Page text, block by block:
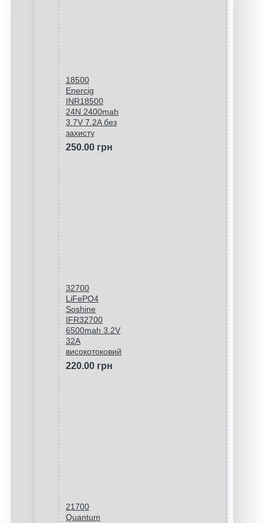
18500
Enercig
INR18500
24N 2400mah
3.7V 7.2A без
захисту
250.00 грн
32700
LiFePO4
Soshine
IFR32700
6500mah 3.2V
32A
високотоковий
220.00 грн
21700
Quantum